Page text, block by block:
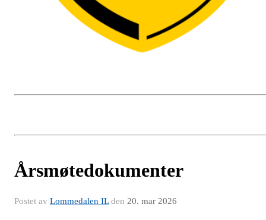
Årsmøtedokumenter
Postet av Lommedalen ILden 20. mar 2026